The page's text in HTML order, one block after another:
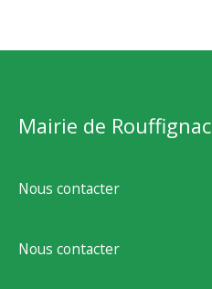
Mairie de Rouffignac
Nous contacter
Nous contacter